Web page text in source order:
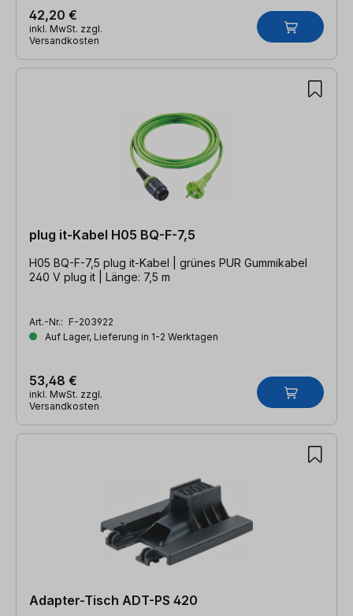
42,20 €
inkl. MwSt. zzgl.
Versandkosten
plug it-Kabel H05 BQ-F-7,5
H05 BQ-F-7,5 plug it-Kabel | grünes PUR Gummikabel
240 V plug it | Länge: 7,5 m
Art.-Nr.: F-203922
Auf Lager, Lieferung in 1-2 Werktagen
53,48 €
inkl. MwSt. zzgl.
Versandkosten
Adapter-Tisch ADT-PS 420